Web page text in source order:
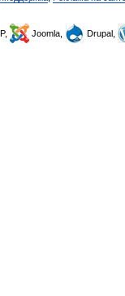
Joomla, Drupal,